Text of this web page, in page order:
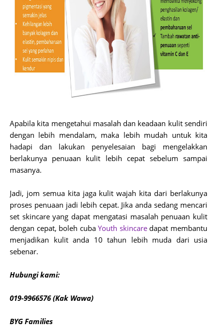
Apabila kita mengetahui masalah dan keadaan kulit sendiri
dengan lebih mendalam, maka lebih mudah untuk kita
hadapi dan lakukan penyelesaian bagi mengelakkan
berlakunya penuaan kulit lebih cepat sebelum sampai
masanya.
Jadi, jom semua kita jaga kulit wajah kita dari berlakunya
proses penuaan jadi lebih cepat. Jika anda sedang mencari
set skincare yang dapat mengatasi masalah penuaan kulit
dengan cepat, boleh cubaYouth skincaredapat membantu
menjadikan kulit anda 10 tahun lebih muda dari usia
sebenar.
Hubungi kami:
019-9966576 (Kak Wawa)
BYG Families